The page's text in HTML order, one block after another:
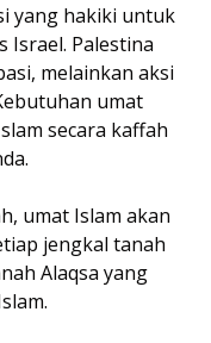
yang hakiki untuk
Israel. Palestina
melainkan aksi
umat
secara kaffah
umat Islam akan
jengkal tanah
Alaqsa yang